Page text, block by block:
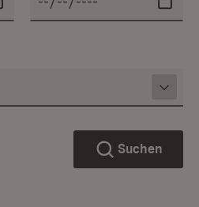
Suchen